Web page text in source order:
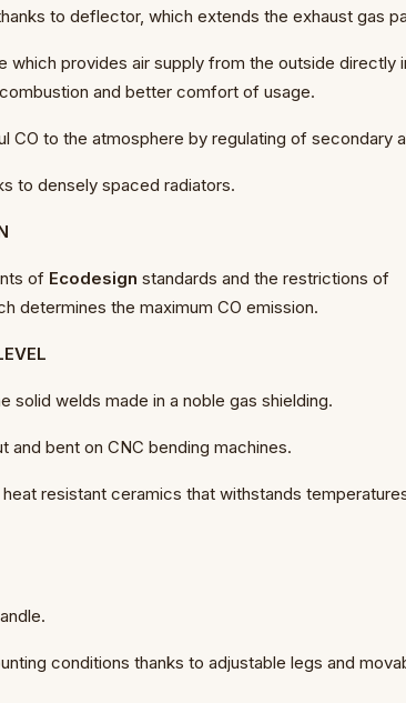
to deflector, which extends the exhaust gas
which provides air supply from the outside directly
and better comfort of usage.
CO to the atmosphere by regulating of secondary
to densely spaced radiators.
of Ecodesign standards and the restrictions of
determines the maximum CO emission.
solid welds made in a noble gas shielding.
and bent on CNC bending machines.
resistant ceramics that withstands
conditions thanks to adjustable legs and